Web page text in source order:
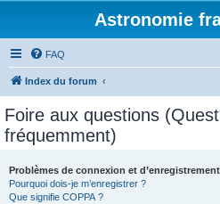
Astronomie
FAQ
Index du forum
Foire aux questions
fréquemment)
Problèmes de connexion et d’enregistrement
Pourquoi dois-je m’enregistrer ?
Que signifie COPPA ?